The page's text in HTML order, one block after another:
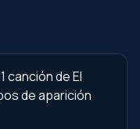
canción de El
de aparición